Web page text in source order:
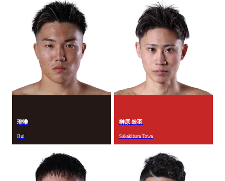
瑠唯
Rui
榊原 統羽
Sakakibara Towa